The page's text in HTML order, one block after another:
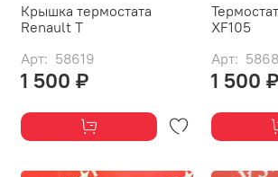
Крышка термостата
Renault T
Арт: 58619
1 500 ₽
XF105
Арт:
1 500 ₽